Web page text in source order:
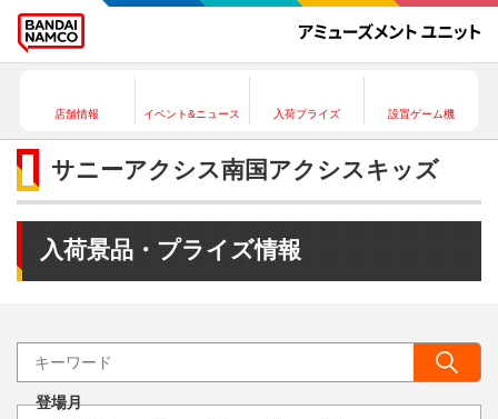
店舗情報 イベント&ニュース 入荷プライズ 設置ゲーム機
サニーアクシス南国アクシスキッズ
入荷景品・プライズ情報
登場月